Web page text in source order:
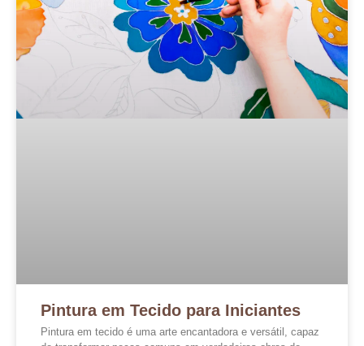
Pintura em Tecido para Iniciantes
Pintura em tecido é uma arte encantadora e versátil, capaz